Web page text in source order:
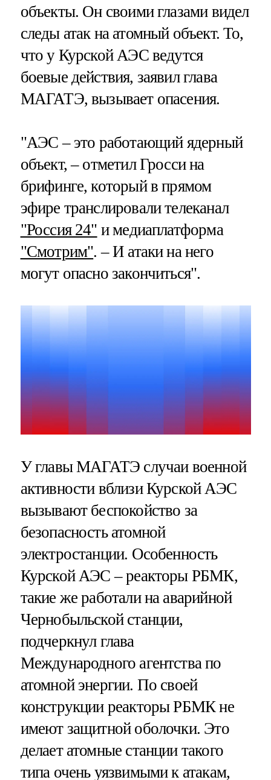
объекты. Он своими глазами видел
следы атак на атомный объект. То,
что у Курской АЭС ведутся
боевые действия, заявил глава
МАГАТЭ, вызывает опасения.
"АЭС – это работающий ядерный
объект, – отметил Гросси на
брифинге, который в прямом
эфире транслировали телеканал
"Россия 24" и медиаплатформа
"Смотрим". – И атаки на него
могут опасно закончиться".
У главы МАГАТЭ случаи военной
активности вблизи Курской АЭС
вызывают беспокойство за
безопасность атомной
электростанции. Особенность
Курской АЭС – реакторы РБМК,
такие же работали на аварийной
Чернобыльской станции,
подчеркнул глава
Международного агентства по
атомной энергии. По своей
конструкции реакторы РБМК не
имеют защитной оболочки. Это
делает атомные станции такого
типа очень уязвимыми к атакам,